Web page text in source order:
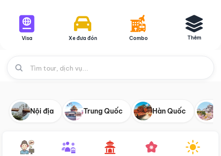
Visa Xe đưa đón Combo Thêm
Nội địa Trung Quốc Hàn Quốc